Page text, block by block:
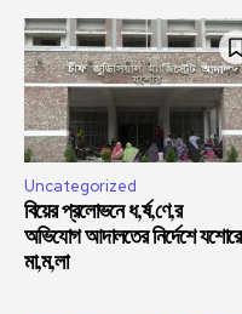
Uncategorized
বিয়ের প্রলোভনে ধ,র্ষ,ণে,র
অভিযোগ আদালতের নির্দেশে যশোরে
মা,ম,লা